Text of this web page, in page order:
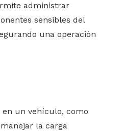
administrar
sensibles del
una operación
un vehículo, como
la carga